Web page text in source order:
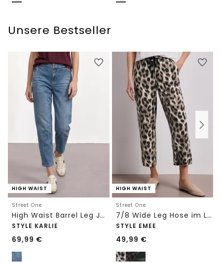
Unsere Bestseller
HIGH WAIST
Street One
High Waist Barrel Leg Jeans im Loose Fit
STYLE KARLIE
69,99 €
HIGH WAIST
Street One
7/8 Wide Leg Hose im Loose Fit mit Print
STYLE EMEE
49,99 €